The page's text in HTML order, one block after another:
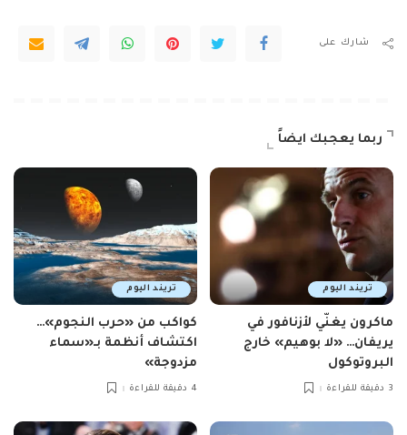
شارك على
ربما يعجبك ايضاً
تريند اليوم
ماكرون يغنّي لأزنافور في
يريفان… «لا بوهيم» خارج
البروتوكول
3 دقيقة للقراءة
تريند اليوم
كواكب من «حرب النجوم»…
اكتشاف أنظمة بـ«سماء
مزدوجة»
4 دقيقة للقراءة